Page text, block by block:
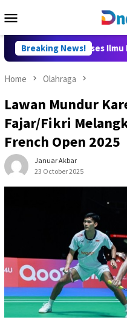
to
Menu
Breaking News!
Aditya: Akses Ilmu
Home Olahraga
Lawan Mundur
Fajar/Fikri
French Open 2025
Januar Akbar
23 October 2025